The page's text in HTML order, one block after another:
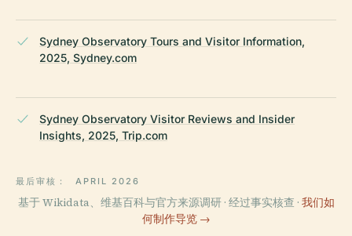
Sydney Observatory Tours and Visitor Information,
2025, Sydney.com
Sydney Observatory Visitor Reviews and Insider
Insights, 2025, Trip.com
最后审核： APRIL 2026
基于 Wikidata、维基百科与官方来源调研 · 经过事实核查 · 我们如
何制作导览 →